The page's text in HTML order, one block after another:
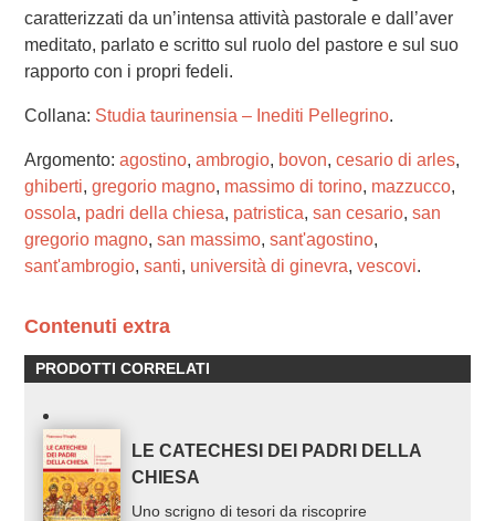
caratterizzati da un’intensa attività pastorale e dall’aver
meditato, parlato e scritto sul ruolo del pastore e sul suo
rapporto con i propri fedeli.
Collana: Studia taurinensia – Inediti Pellegrino.
Argomento: agostino, ambrogio, bovon, cesario di arles,
ghiberti, gregorio magno, massimo di torino, mazzucco,
ossola, padri della chiesa, patristica, san cesario, san
gregorio magno, san massimo, sant'agostino,
sant'ambrogio, santi, università di ginevra, vescovi.
Contenuti extra
PRODOTTI CORRELATI
LE CATECHESI DEI PADRI DELLA
CHIESA
Uno scrigno di tesori da riscoprire